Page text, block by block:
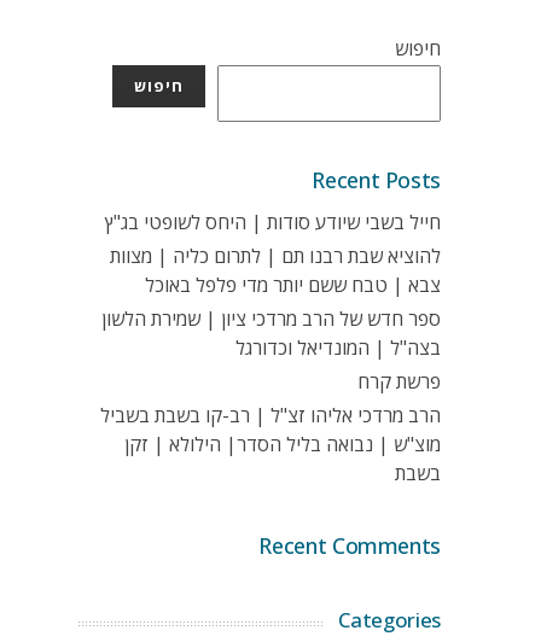
חיפוש
חיפוש
Recent Posts
חייל בשבי שיודע סודות | היחס לשופטי בג"ץ
להוציא שבת רבנו תם | לתרום כליה | מצוות
צבא | טבח ששם יותר מדי פלפל באוכל
ספר חדש של הרב מרדכי ציון | שמירת הלשון
בצה"ל | המונדיאל וכדורגל
פרשת קרח
הרב מרדכי אליהו זצ"ל | רב-קו בשבת בשביל
מוצ"ש | נבואה בליל הסדר| הילולא | זקן
בשבת
Recent Comments
Categories